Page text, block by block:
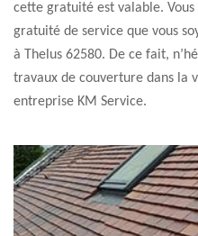
cette gratuité est valable.
gratuité de service que vous
à Thelus 62580. De ce fait,
travaux de couverture dans la
entreprise KM Service.